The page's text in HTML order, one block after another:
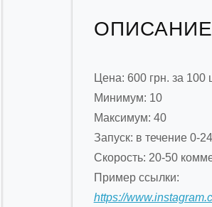
Цена: 600 грн. за 100
Минимум: 10
Максимум: 40
Запуск: в течение 0-
Скорость: 20-50
Пример ссылки:
https://